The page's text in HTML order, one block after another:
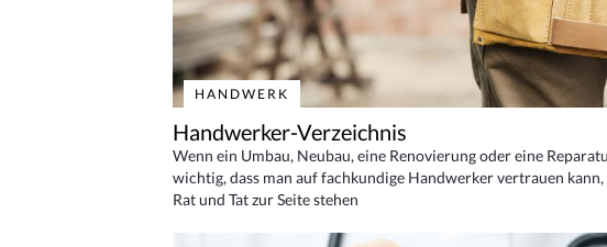
HANDWERK
Handwerker-Verzeichnis
Wenn ein Umbau, Neubau, eine Renovierung oder eine
wichtig, dass man auf fachkundige Handwerker vertrauen
Rat und Tat zur Seite stehen